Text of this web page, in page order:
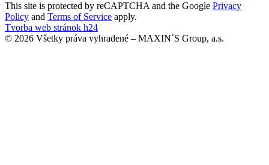
This site is protected by reCAPTCHA and the Google Privacy
Policy and Terms of Service apply.
Tvorba web stránok h24
© 2026 Všetky práva vyhradené – MAXIN´S Group, a.s.